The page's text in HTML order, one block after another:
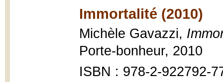
Immortalité (2010)
Michèle Gavazzi,
Porte-bonheur, 2010
ISBN : 978-2-922792-